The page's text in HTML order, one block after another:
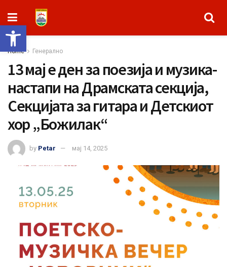
Open toolbar
Home Генерално
13 мај е ден за поезија и музика-
настапи на Драмската секција,
Секцијата за гитара и Детскиот
хор „Божилак“
by Petar мај 14, 2025